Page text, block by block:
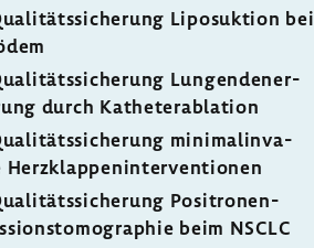
Lipo­suk­tion bei
Lungen­de­ner­
durch Kathe­terab­la­tion
mini­mal­in­va­
Herz­klap­pen­in­ter­ven­tionen
Posi­tro­nen­
beim NSCLC